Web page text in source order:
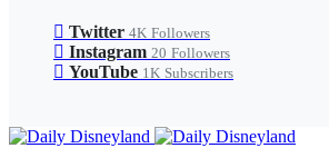
Twitter 4K Followers
Instagram 20 Followers
YouTube 1K Subscribers